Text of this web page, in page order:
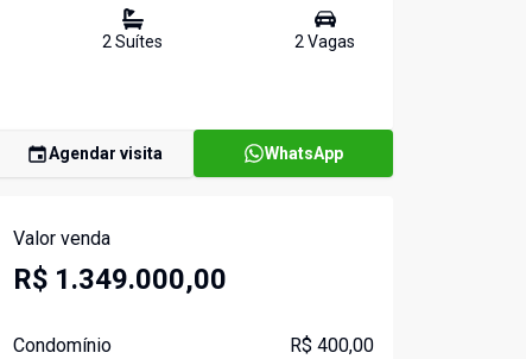
2Suítes 2Vagas
Agendar visita WhatsApp
Valor venda
R$ 1.349.000,00
Condomínio R$ 400,00